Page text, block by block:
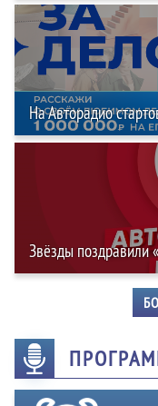
На Авторадио
Звёзды поздравили